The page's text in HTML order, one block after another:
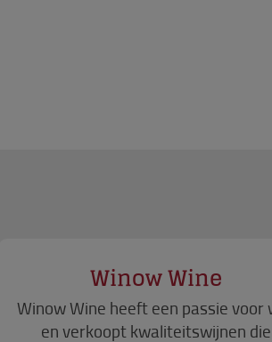
Winow Wine
Winow Wine heeft een passie voor
en verkoopt kwaliteitswijnen die